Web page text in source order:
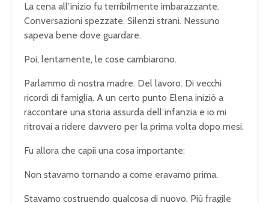
La cena all’inizio fu terribilmente imbarazzante.
Conversazioni spezzate. Silenzi strani. Nessuno
sapeva bene dove guardare.
Poi, lentamente, le cose cambiarono.
Parlammo di nostra madre. Del lavoro. Di vecchi
ricordi di famiglia. A un certo punto Elena iniziò a
raccontare una storia assurda dell’infanzia e io mi
ritrovai a ridere davvero per la prima volta dopo mesi.
Fu allora che capii una cosa importante:
Non stavamo tornando a come eravamo prima.
Stavamo costruendo qualcosa di nuovo. Più fragile